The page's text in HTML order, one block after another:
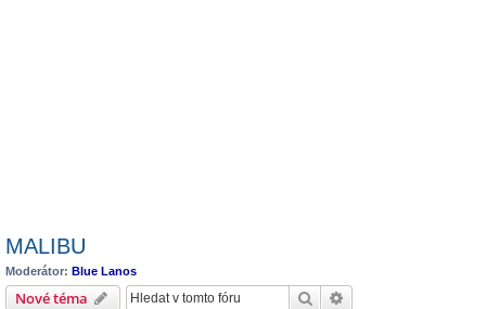
MALIBU
Moderátor: Blue Lanos
Nové téma Hledat